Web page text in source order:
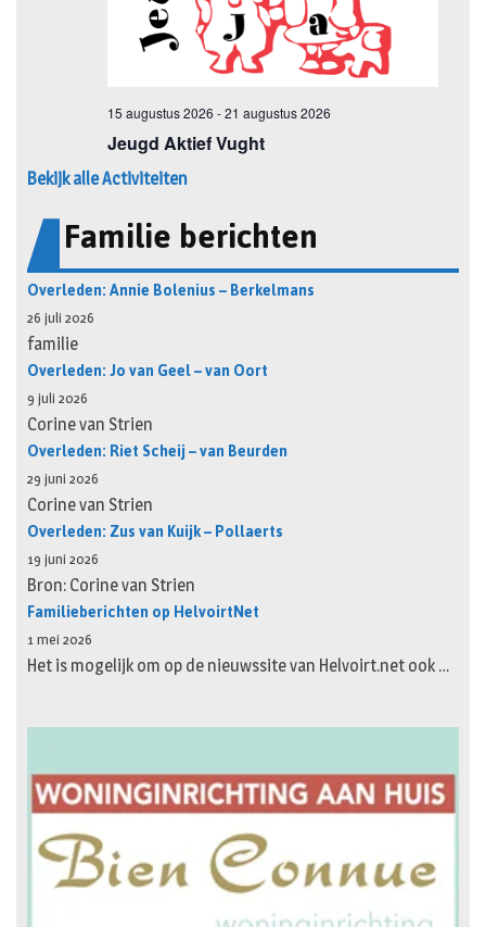
Bekijk alle Activiteiten
Familie berichten
Overleden: Annie Bolenius – Berkelmans
26 juli 2026
familie
Overleden: Jo van Geel – van Oort
9 juli 2026
Corine van Strien
Overleden: Riet Scheij – van Beurden
29 juni 2026
Corine van Strien
Overleden: Zus van Kuijk – Pollaerts
19 juni 2026
Bron: Corine van Strien
Familieberichten op HelvoirtNet
1 mei 2026
Het is mogelijk om op de nieuwssite van Helvoirt.net ook …